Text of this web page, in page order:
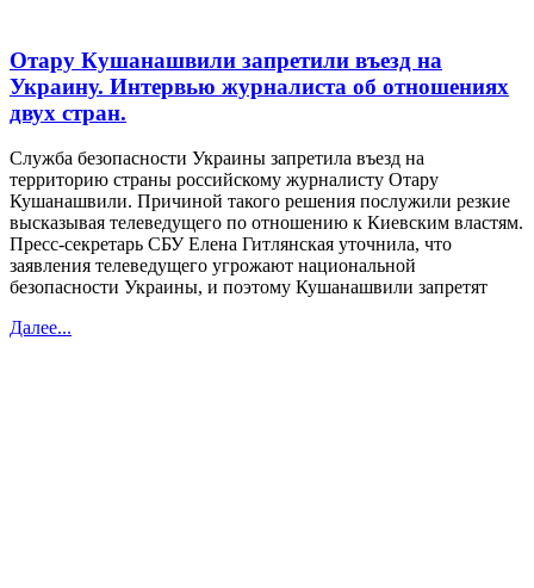
Отару Кушанашвили запретили въезд на
Украину. Интервью журналиста об отношениях
двух стран.
Служба безопасности Украины запретила въезд на
территорию страны российскому журналисту Отару
Кушанашвили. Причиной такого решения послужили резкие
высказывая телеведущего по отношению к Киевским властям.
Пресс-секретарь СБУ Елена Гитлянская уточнила, что
заявления телеведущего угрожают национальной
безопасности Украины, и поэтому Кушанашвили запретят
Далее...